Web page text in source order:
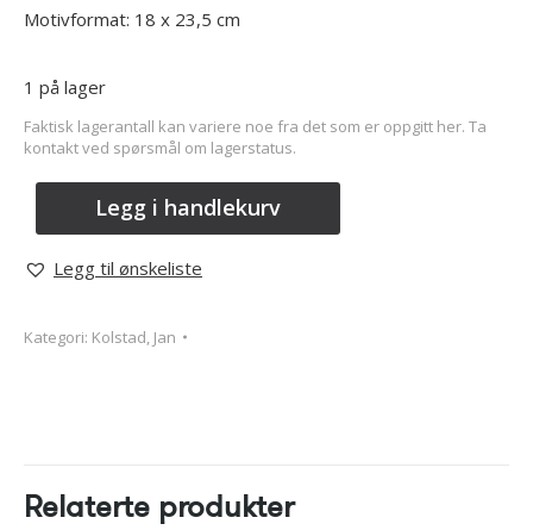
Motivformat: 18 x 23,5 cm
1 på lager
Faktisk lagerantall kan variere noe fra det som er oppgitt her. Ta
kontakt ved spørsmål om lagerstatus.
Legg i handlekurv
Legg til ønskeliste
Kategori: Kolstad, Jan
Relaterte produkter